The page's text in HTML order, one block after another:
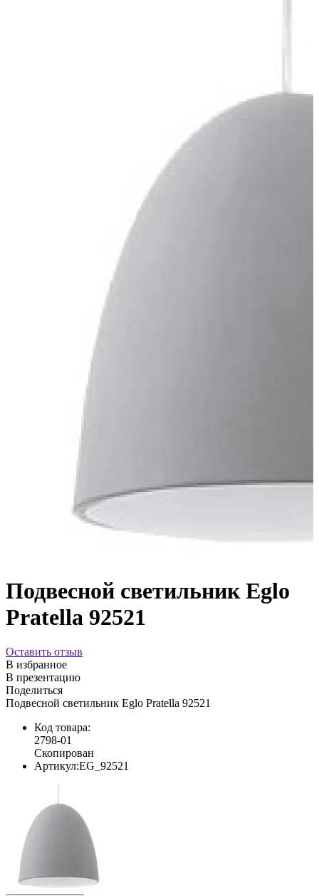
Подвесной светильник Eglo
Pratella 92521
Оставить отзыв
В избранное
В презентацию
Поделиться
Подвесной светильник Eglo Pratella 92521
Код товара:
2798-01
Скопирован
Артикул:EG_92521